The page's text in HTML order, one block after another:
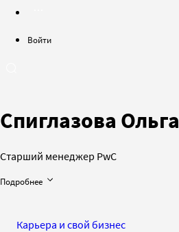
Войти
Спиглазова Ольга
Старший менеджер PwC
Подробнее
Карьера и свой бизнес